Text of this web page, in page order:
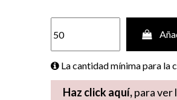
La cantidad mínima para la
Haz click aquí,para ver